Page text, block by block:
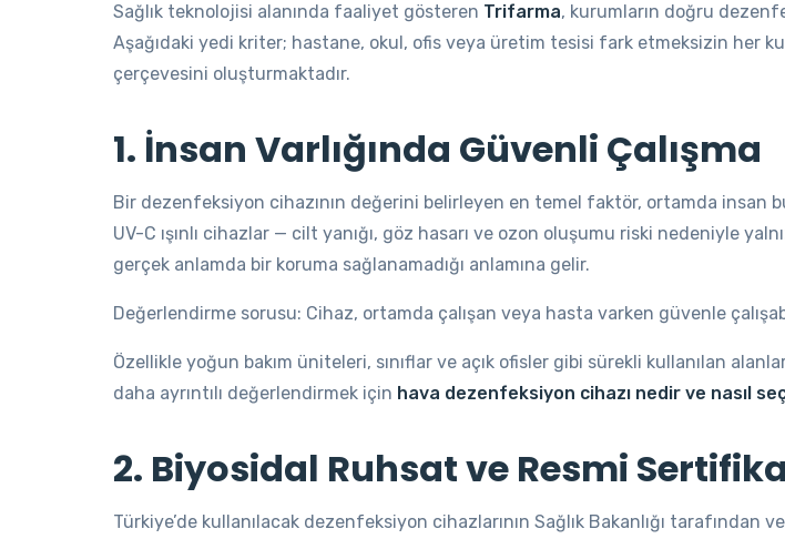
Sağlık teknolojisi alanında faaliyet gösteren Trifarma, kurumların doğru
Aşağıdaki yedi kriter; hastane, okul, ofis veya üretim tesisi fark etmeksizin her
çerçevesini oluşturmaktadır.
1. İnsan Varlığında Güvenli Çalışma
Bir dezenfeksiyon cihazının değerini belirleyen en temel faktör, ortamda insan
UV-C ışınlı cihazlar — cilt yanığı, göz hasarı ve ozon oluşumu riski nedeniyle
gerçek anlamda bir koruma sağlanamadığı anlamına gelir.
Değerlendirme sorusu: Cihaz, ortamda çalışan veya hasta varken güvenle
Özellikle yoğun bakım üniteleri, sınıflar ve açık ofisler gibi sürekli kullanılan
daha ayrıntılı değerlendirmek için hava dezenfeksiyon cihazı nedir ve nasıl
2. Biyosidal Ruhsat ve Resmi
Türkiye’de kullanılacak dezenfeksiyon cihazlarının Sağlık Bakanlığı